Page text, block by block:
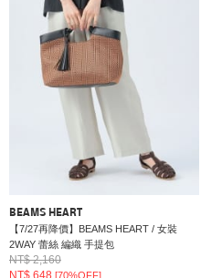
BEAMS HEART
【7/27再降價】BEAMS HEART / 女裝
2WAY 蕾絲 編織 手提包
NT$ 2,160
NT$ 648 [70%OFF]